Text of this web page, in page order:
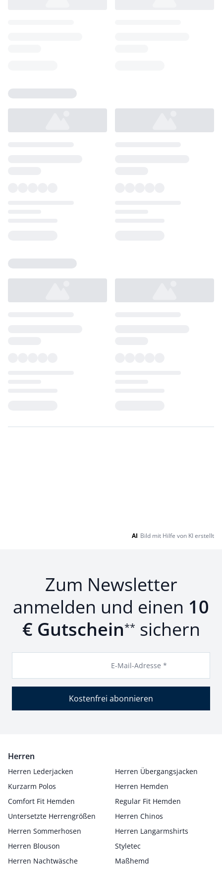
AI Bild mit Hilfe von KI erstellt
Zum Newsletter
anmelden und einen 10
€ Gutschein** sichern
E-Mail-Adresse *
Kostenfrei abonnieren
Herren
Herren Lederjacken
Herren Übergangsjacken
Kurzarm Polos
Herren Hemden
Comfort Fit Hemden
Regular Fit Hemden
Untersetzte Herrengrößen
Herren Chinos
Herren Sommerhosen
Herren Langarmshirts
Herren Blouson
Styletec
Herren Nachtwäsche
Maßhemd